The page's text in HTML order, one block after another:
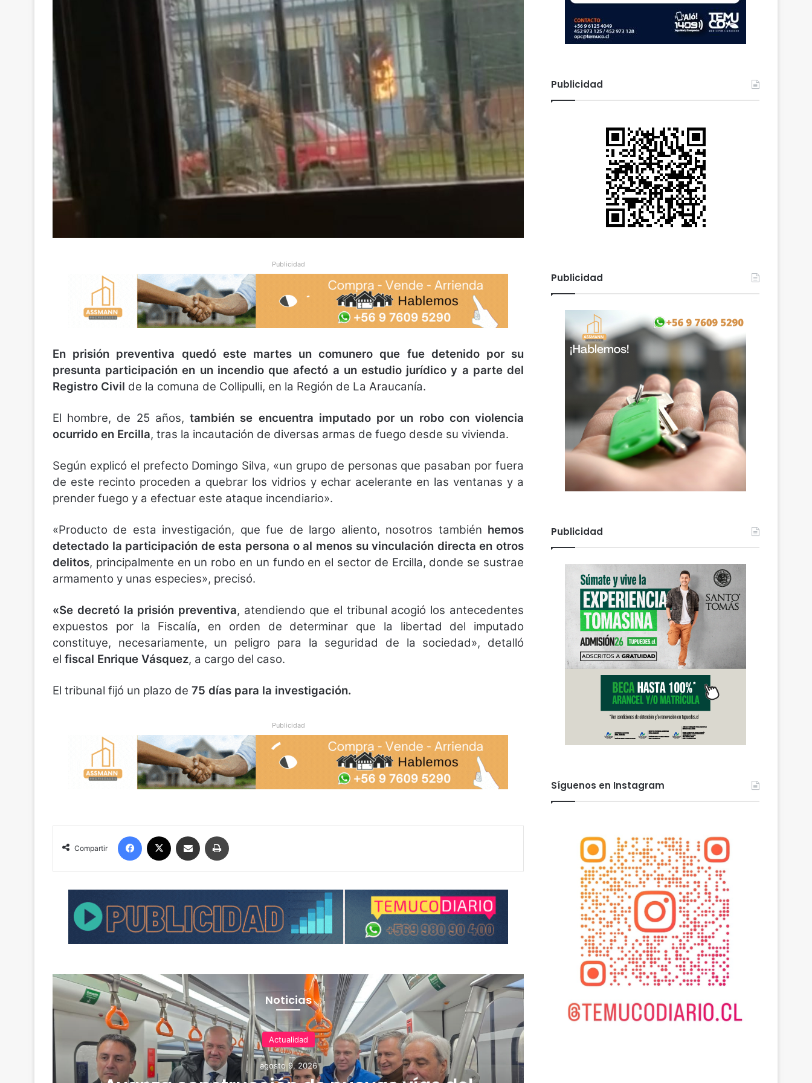
Publicidad
En prisión preventiva quedó este martes un comunero que fue detenido por su
presunta participación en un incendio que afectó a un estudio jurídico y a parte del
Registro Civil de la comuna de Collipulli, en la Región de La Araucanía.
El hombre, de 25 años,también se encuentra imputado por un robo con violencia
ocurrido en Ercilla, tras la incautación de diversas armas de fuego desde su vivienda.
Según explicó el prefecto Domingo Silva, «un grupo de personas que pasaban por fuera
de este recinto proceden a quebrar los vidrios y echar acelerante en las ventanas y a
prender fuego y a efectuar este ataque incendiario».
«Producto de esta investigación, que fue de largo aliento, nosotros también hemos
detectado la participación de esta persona o al menos su vinculación directa en otros
delitos, principalmente en un robo en un fundo en el sector de Ercilla, donde se sustrae
armamento y unas especies», precisó.
«Se decretó la prisión preventiva, atendiendo que el tribunal acogió los antecedentes
expuestos por la Fiscalía, en orden de determinar que la libertad del imputado
constituye, necesariamente, un peligro para la seguridad de la sociedad», detalló
el fiscal Enrique Vásquez, a cargo del caso.
El tribunal fijó un plazo de 75 días para la investigación.
Publicidad
Compartir
Noticias
Actualidad
agosto 9, 2026
Publicidad
Publicidad
Publicidad
Síguenos en Instagram